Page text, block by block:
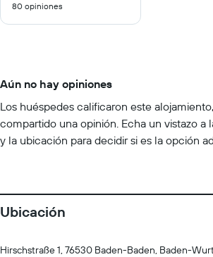
10
80 opiniones
Aún no hay opiniones
Los huéspedes calificaron este
compartido una opinión. Echa un vistazo a
y la ubicación para decidir si es la opción
Ubicación
Hirschstraße 1, 76530 Baden-Baden, Baden-